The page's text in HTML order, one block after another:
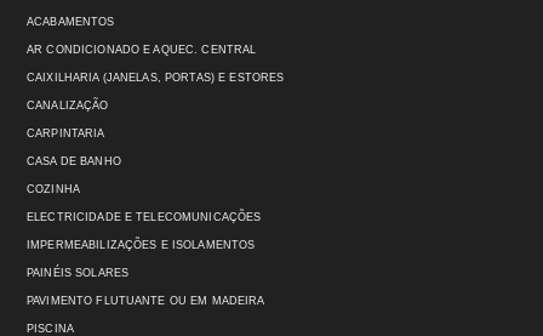
ACABAMENTOS
AR CONDICIONADO E AQUEC. CENTRAL
CAIXILHARIA (JANELAS, PORTAS) E ESTORES
CANALIZAÇÃO
CARPINTARIA
CASA DE BANHO
COZINHA
ELECTRICIDADE E TELECOMUNICAÇÕES
IMPERMEABILIZAÇÕES E ISOLAMENTOS
PAINÉIS SOLARES
PAVIMENTO FLUTUANTE OU EM MADEIRA
PISCINA